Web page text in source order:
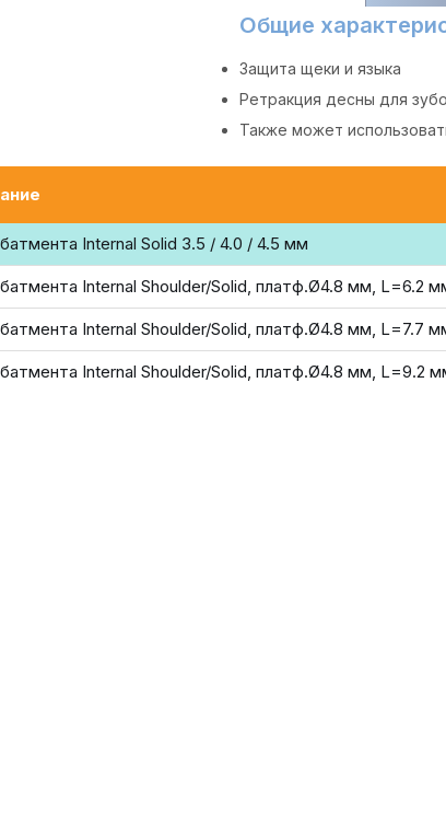
Общие
Защита щеки и языка
Ретракция десны для
Также может
Internal Solid 3.5 / 4.0 / 4.5 мм
Internal Shoulder/Solid, платф.Ø4.8 мм, L=6.2
Internal Shoulder/Solid, платф.Ø4.8 мм, L=7.7
Internal Shoulder/Solid, платф.Ø4.8 мм, L=9.2